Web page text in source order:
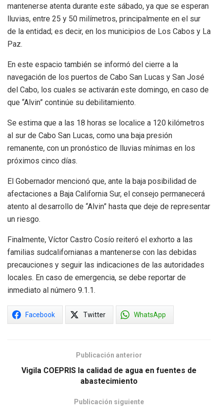
mantenerse atenta durante este sábado, ya que se esperan
lluvias, entre 25 y 50 milímetros, principalmente en el sur
de la entidad; es decir, en los municipios de Los Cabos y La
Paz.
En este espacio también se informó del cierre a la
navegación de los puertos de Cabo San Lucas y San José
del Cabo, los cuales se activarán este domingo, en caso de
que “Alvin” continúe su debilitamiento.
Se estima que a las 18 horas se localice a 120 kilómetros
al sur de Cabo San Lucas, como una baja presión
remanente, con un pronóstico de lluvias mínimas en los
próximos cinco días.
El Gobernador mencionó que, ante la baja posibilidad de
afectaciones a Baja California Sur, el consejo permanecerá
atento al desarrollo de “Alvin” hasta que deje de representar
un riesgo.
Finalmente, Víctor Castro Cosío reiteró el exhorto a las
familias sudcalifornianas a mantenerse con las debidas
precauciones y seguir las indicaciones de las autoridades
locales. En caso de emergencia, se debe reportar de
inmediato al número 9.1.1.
Facebook Twitter WhatsApp
Publicación anterior
Vigila COEPRIS la calidad de agua en fuentes de
abastecimiento
Publicación siguiente